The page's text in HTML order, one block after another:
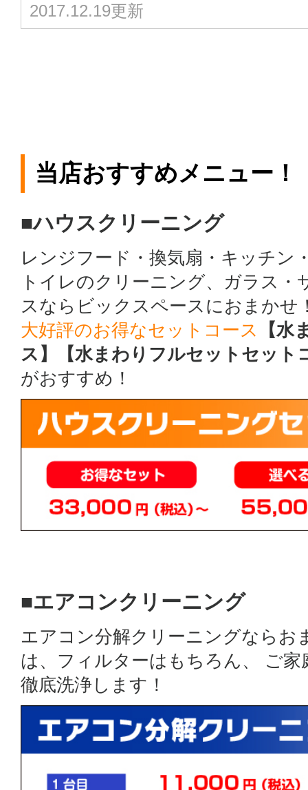
2017.12.19更新
当店おすすめメニュー！
■ハウスクリーニング
レンジフード・換気扇・キッチン
トイレのクリーニング、ガラス
スならビックスペースにおまかせ
大好評のお得なセットコース
【
ス】【水まわりフルセットセット
がおすすめ！
■エアコンクリーニング
エアコン分解クリーニングならお
は、フィルターはもちろん、 ご
徹底洗浄します！